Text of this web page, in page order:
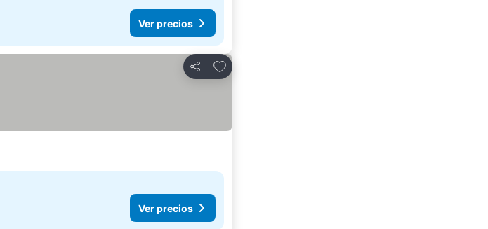
Ver precios
Compartir
Agregar a favoritos
Ver precios